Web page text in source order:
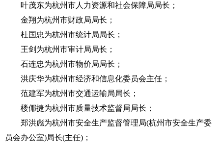
叶茂东为杭州市人力资源和社会保障局局长；
金翔为杭州市财政局局长；
杜国忠为杭州市统计局局长；
王剑为杭州市审计局局长；
石连忠为杭州市物价局局长；
洪庆华为杭州市经济和信息化委员会主任；
范建军为杭州市交通运输局局长；
楼倻捷为杭州市质量技术监督局局长；
郑洪彪为杭州市安全生产监督管理局(杭州市安全生产委
员会办公室)局长(主任)；